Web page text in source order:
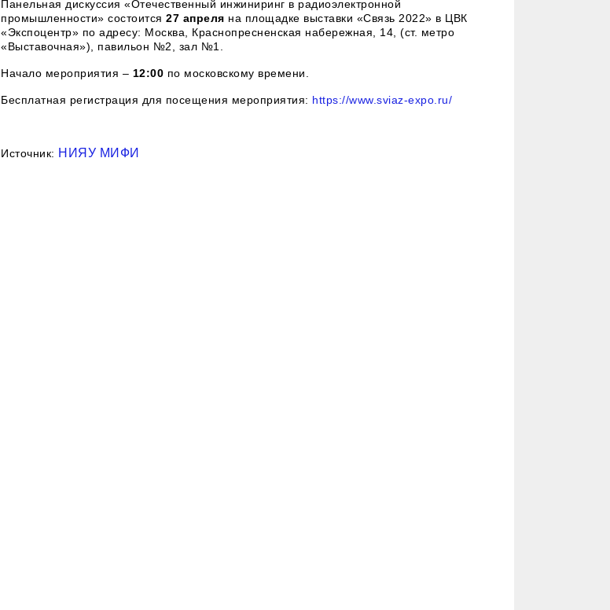
Панельная дискуссия «Отечественный инжиниринг в радиоэлектронной
промышленности» состоится27 апреля на площадке выставки «Связь 2022» в ЦВК
«Экспоцентр» по адресу: Москва, Краснопресненская набережная, 14, (ст. метро
«Выставочная»), павильон №2, зал №1.
Начало мероприятия – 12:00 по московскому времени.
Бесплатная регистрация для посещения мероприятия: https://www.sviaz-expo.ru/
Источник: НИЯУ МИФИ